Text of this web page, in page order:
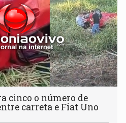
cinco o número de
carreta e Fiat Uno